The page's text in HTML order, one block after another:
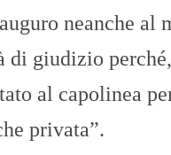
neanche
giudizio
al capolinea
privata”.